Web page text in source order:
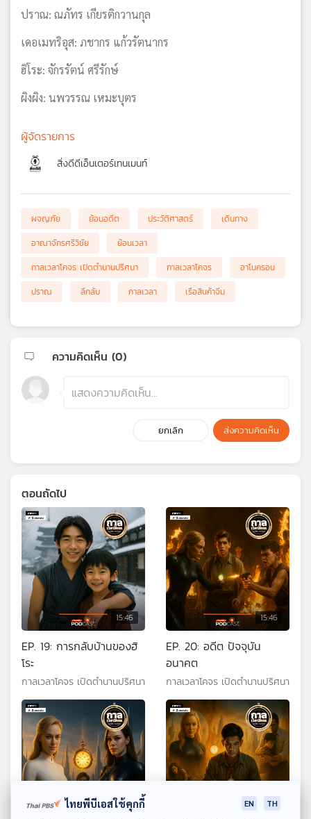
ปราณ: ณภัทร เกียรติกวานกุล
เดอเมทริอุส: ภชากร แก้วรัตนากร
ฮิโระ: จักรรัตน์ ศรีรักษ์
ผิงผิง: นพวรรณ เหมะบุตร
ผู้จัดรายการ
สิ่งดีดีเอ็นเตอร์เทนเมนท์
ผจญภัย ย้อนอดีต ประวัติศาสตร์
เดินทาง
อาณาจักรศรีวิชัย
ย้อนเวลา
กาลเวลาโคจร เปิดตำนานปริศนา
กาลเวลาโคจร
อาโนครอน
ปราณ
ลึกลับ กาลเวลา เรือสินค้าจีน
ความคิดเห็น (0)
ยกเลิก ส่งความคิดเห็น
ตอนถัดไป
15:46
EP. 19: การกลับบ้านของฮิ
โระ
กาลเวลาโคจร เปิดตำนานปริศนา
15:46
EP. 20: อดีต ปัจจุบัน
อนาคต
กาลเวลาโคจร เปิดตำนานปริศนา
15:46 15:46
ไทยพีบีเอสใช้คุกกี้ EN TH